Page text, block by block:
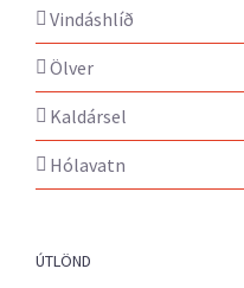
Vindáshlíð
Ölver
Kaldársel
Hólavatn
ÚTLÖND